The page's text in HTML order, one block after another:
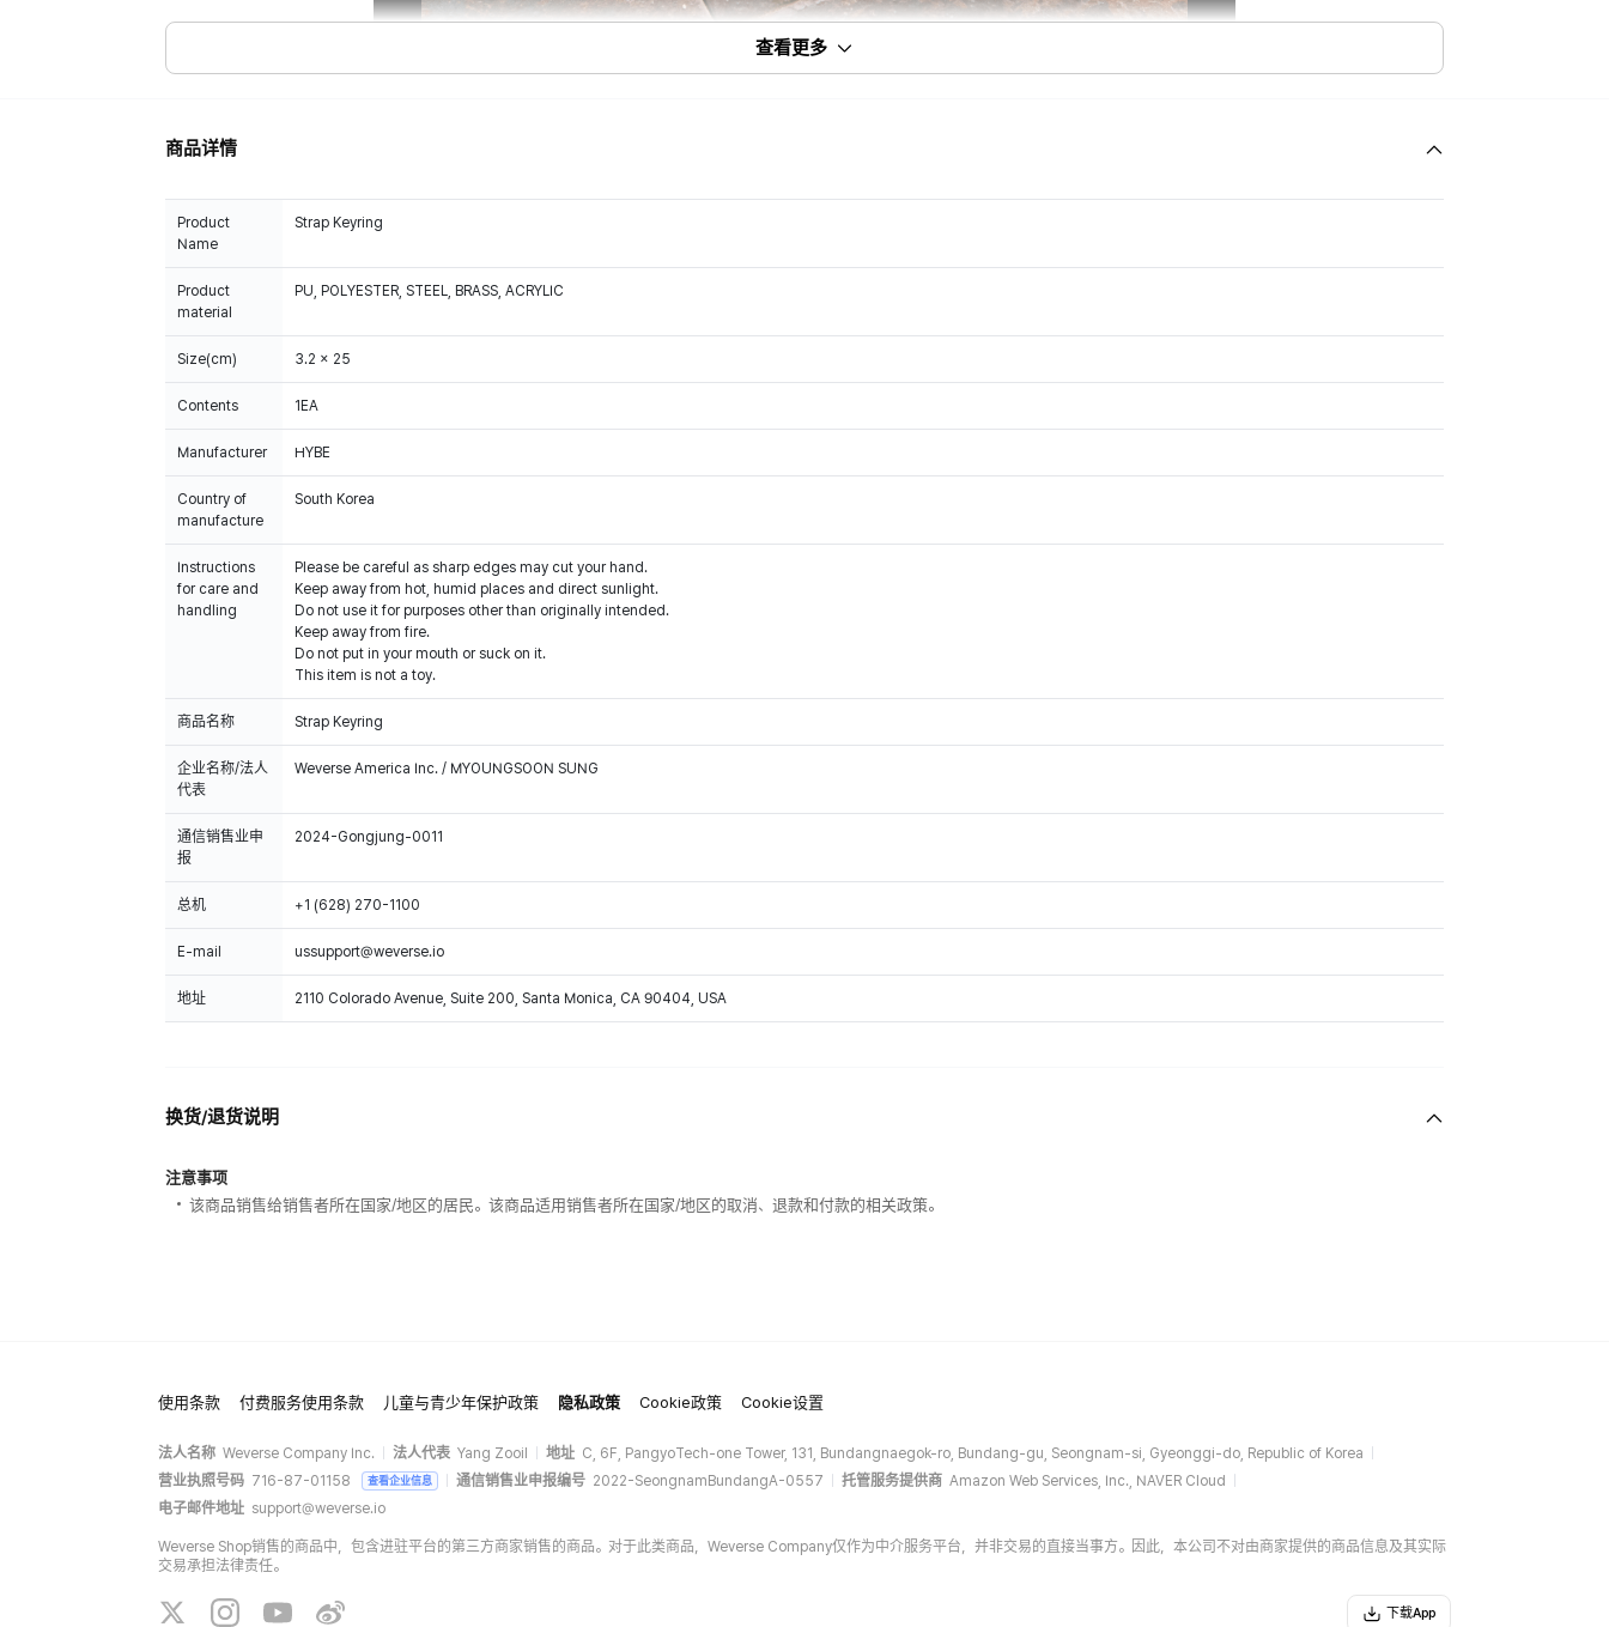
查看更多
商品详情
Product
Name
Strap Keyring
Product
material
PU, POLYESTER, STEEL, BRASS, ACRYLIC
Size(cm) 3.2 x 25
Contents 1EA
Manufacturer HYBE
Country of
manufacture
South Korea
Instructions
for care and
handling
Please be careful as sharp edges may cut your hand.
Keep away from hot, humid places and direct sunlight.
Do not use it for purposes other than originally intended.
Keep away from fire.
Do not put in your mouth or suck on it.
This item is not a toy.
商品名称 Strap Keyring
企业名称/法人
代表
Weverse America Inc. / MYOUNGSOON SUNG
通信销售业申
报
2024-Gongjung-0011
总机 +1 (628) 270-1100
E-mail ussupport@weverse.io
地址 2110 Colorado Avenue, Suite 200, Santa Monica, CA 90404, USA
换货/退货说明
注意事项
该商品销售给销售者所在国家/地区的居民。该商品适用销售者所在国家/地区的取消、退款和付款的相关政策。
使用条款 付费服务使用条款 儿童与青少年保护政策 隐私政策 Cookie政策 Cookie设置
法人名称 Weverse Company Inc. 法人代表 Yang Zooil 地址 C, 6F, PangyoTech-one Tower, 131, Bundangnaegok-ro, Bundang-gu, Seongnam-si, Gyeonggi-do, Republic of Korea
营业执照号码 716-87-01158 查看企业信息 通信销售业申报编号 2022-SeongnamBundangA-0557 托管服务提供商 Amazon Web Services, Inc., NAVER Cloud
电子邮件地址 support@weverse.io
Weverse Shop销售的商品中，包含进驻平台的第三方商家销售的商品。对于此类商品，Weverse Company仅作为中介服务平台，并非交易的直接当事方。因此，本公司不对由商家提供的商品信息及其实际
交易承担法律责任。
下载App